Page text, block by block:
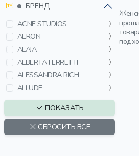
БРЕНД
ACNE STUDIOS
AERON
ALAIA
ALBERTA FERRETTI
ALESSANDRA RICH
ALLUDE
ANDREADAMO
ANTONELLI FIRENZE
BALENCIAGA
ПОКАЗАТЬ
СБРОСИТЬ ВСЕ